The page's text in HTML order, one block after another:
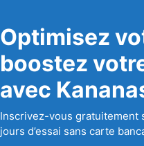
Optimisez
boostez
avec
Inscrivez-vous gratuitement
jours d’essai sans carte